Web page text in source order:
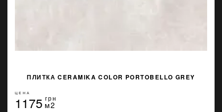
ПЛИТКА CERAMIKA COLOR PORTOBELLO GREY
ЦЕНА
1175 грн
м2